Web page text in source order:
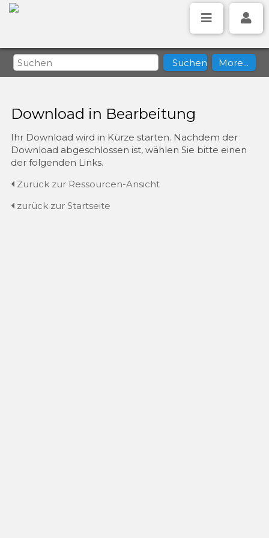
Download in Bearbeitung
Ihr Download wird in Kürze starten. Nachdem der
Download abgeschlossen ist, wählen Sie bitte einen
der folgenden Links.
Zurück zur Ressourcen-Ansicht
zurück zur Startseite